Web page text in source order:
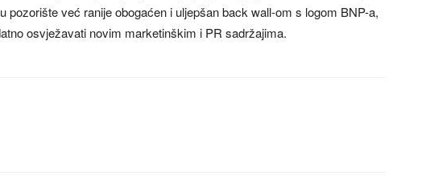
pozorište već ranije obogaćen i uljepšan back wall-om s logom BNP-a,
osvježavati novim marketinškim i PR sadržajima.